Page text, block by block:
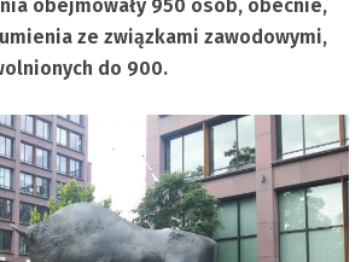
obejmowały 950 osób, obecnie,
ze związkami zawodowymi,
do 900.